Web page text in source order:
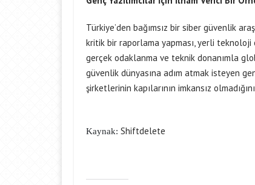
Türkiye’den bağımsız bir siber güvenlik
kritik bir raporlama yapması, yerli teknoloji
gerçek odaklanma ve teknik donanımla
güvenlik dünyasına adım atmak isteyen
şirketlerinin kapılarının imkansız
Kaynak: Shiftdelete